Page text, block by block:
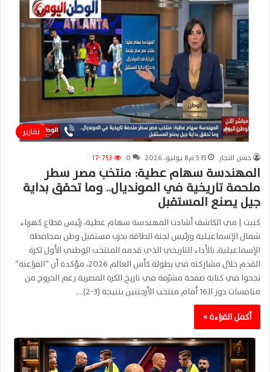
تقارير
حسن النجار 5:15 م8 يوليو، 2026 0 17٬753
المهندسة سهام عطية: منتخب مصر سطر
ملحمة تاريخية في المونديال.. وما تحقق بداية
جيل يصنع المستقبل
كتبت | مي الكاشف أشادت المهندسة سهام عطية، رئيس قطاع كهرباء
شمال الإسماعيلية ورئيس لجنة الطاقة بحزب مستقبل وطن بمحافظة
الإسماعيلية، بالأداء التاريخي الذي قدمه المنتخب الوطني الأول لكرة
القدم خلال مشاركته في بطولة كأس العالم 2026، مؤكدة أن “الفراعنة”
نجحوا في كتابة صفحة مشرّفة في تاريخ الكرة المصرية رغم الخروج من
منافسات دور الـ16 أمام منتخب الأرجنتين بنتيجة (3-2).…
أكمل القراءة »